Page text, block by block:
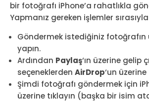
bir fotoğrafı iPhone’a rahatlıkla
Yapmanız gereken işlemler
Göndermek istediğiniz fotoğrafın
yapın.
Ardından Paylaş‘ın üzerine gelip
seçeneklerden AirDrop‘un üzerine
Şimdi fotoğrafı göndermek için
üzerine tıklayın (başka bir isim